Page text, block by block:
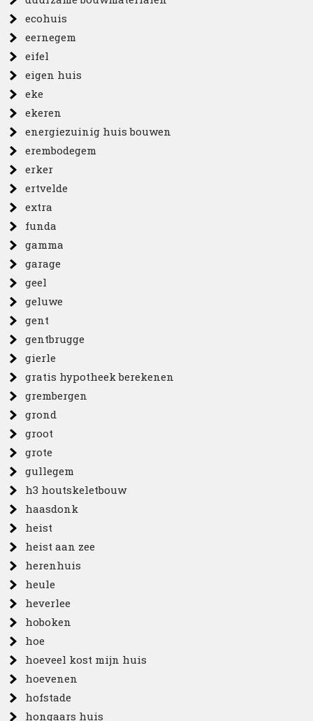
ecohuis
eernegem
eifel
eigen huis
eke
ekeren
energiezuinig huis bouwen
erembodegem
erker
ertvelde
extra
funda
gamma
garage
geel
geluwe
gent
gentbrugge
gierle
gratis hypotheek berekenen
grembergen
grond
groot
grote
gullegem
h3 houtskeletbouw
haasdonk
heist
heist aan zee
herenhuis
heule
heverlee
hoboken
hoe
hoeveel kost mijn huis
hoevenen
hofstade
hongaars huis